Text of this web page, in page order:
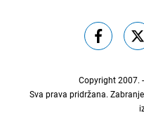
Copyright 2007.
Sva prava pridržana.